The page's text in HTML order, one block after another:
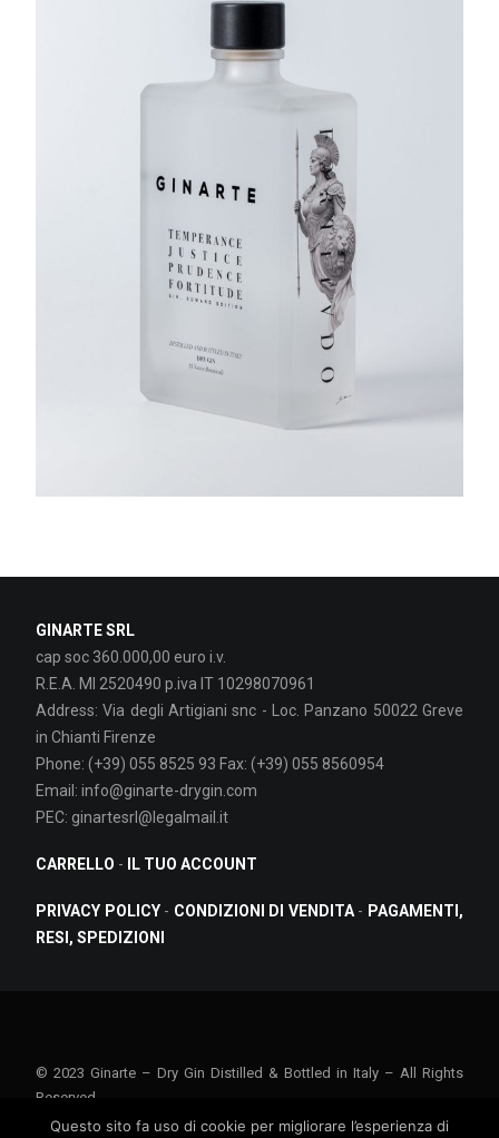
GINARTE SRL
cap soc 360.000,00 euro i.v.
R.E.A. MI 2520490 p.iva IT 10298070961
Address: Via degli Artigiani snc - Loc. Panzano 50022 Greve
in Chianti Firenze
Phone: (+39) 055 8525 93 Fax: (+39) 055 8560954
Email: info@ginarte-drygin.com
PEC: ginartesrl@legalmail.it
CARRELLO - IL TUO ACCOUNT
PRIVACY POLICY- CONDIZIONI DI VENDITA- PAGAMENTI,
RESI, SPEDIZIONI
© 2023 Ginarte – Dry Gin Distilled & Bottled in Italy – All Rights
Reserved
Questo sito fa uso di cookie per migliorare l’esperienza di